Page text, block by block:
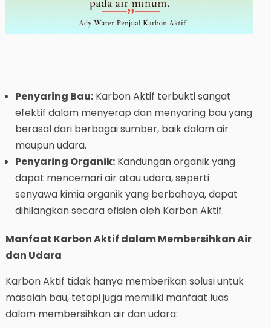
Penyaring Bau:Karbon Aktif terbukti sangat
efektif dalam menyerap dan menyaring bau yang
berasal dari berbagai sumber, baik dalam air
maupun udara.
Penyaring Organik:Kandungan organik yang
dapat mencemari air atau udara, seperti
senyawa kimia organik yang berbahaya, dapat
dihilangkan secara efisien oleh Karbon Aktif.
Manfaat Karbon Aktif dalam Membersihkan Air
dan Udara
Karbon Aktif tidak hanya memberikan solusi untuk
masalah bau, tetapi juga memiliki manfaat luas
dalam membersihkan air dan udara: